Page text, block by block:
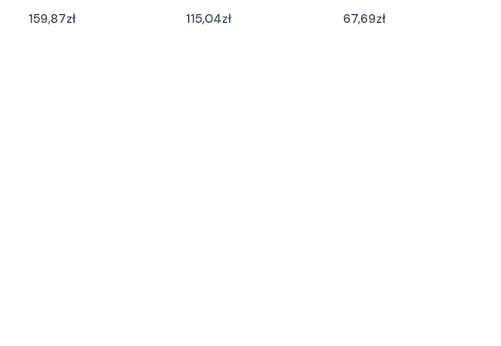
159,87zł 115,04zł 67,69zł